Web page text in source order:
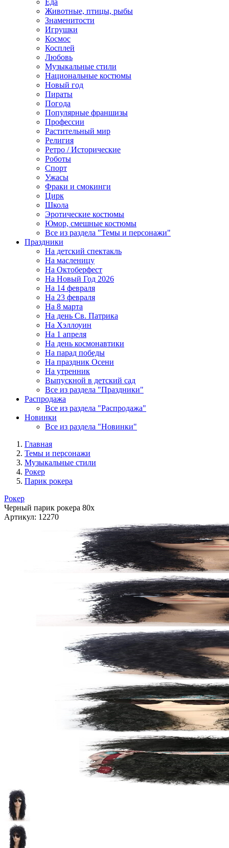
Еда
Животные, птицы, рыбы
Знаменитости
Игрушки
Космос
Косплей
Любовь
Музыкальные стили
Национальные костюмы
Новый год
Пираты
Погода
Популярные франшизы
Профессии
Растительный мир
Религия
Ретро / Исторические
Роботы
Спорт
Ужасы
Фраки и смокинги
Цирк
Школа
Эротические костюмы
Юмор, смешные костюмы
Все из раздела "Темы и персонажи"
Праздники
На детский спектакль
На масленицу
На Октоберфест
На Новый Год 2026
На 14 февраля
На 23 февраля
На 8 марта
На день Св. Патрика
На Хэллоуин
На 1 апреля
На день космонавтики
На парад победы
На праздник Осени
На утренник
Выпускной в детский сад
Все из раздела "Праздники"
Распродажа
Все из раздела "Распродажа"
Новинки
Все из раздела "Новинки"
Главная
Темы и персонажи
Музыкальные стили
Рокер
Парик рокера
Рокер
Черный парик рокера 80х
Артикул: 12270